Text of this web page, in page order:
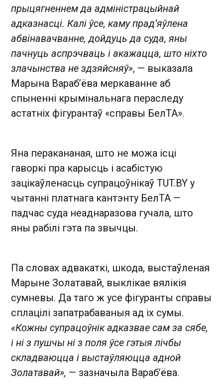
прыцягненнем да адміністрацыйнай
адказнасці. Калі ўсе, каму прад’яўлена
абвінавачванне, дойдуць да суда, яны
пачнуць аспрэчваць і акажацца, што ніхто
злачынства не здзяйсняў», — выказала
Марына Вараб’ёва меркаванне аб
спыненні крымінальнага пераследу
астатніх фігурантаў «справы БелТА».
Яна перакананая, што не можа ісці
гаворкі пра карысць і асабістую
зацікаўленасць супрацоўнікаў TUT.BY у
чытанні платнага кантэнту БелТА —
падчас суда неаднаразова гучала, што
яны рабілі гэта па звычцы.
Па словах адвакаткі, шкода, выстаўленая
Марыне Золатавай, выклікае вялікія
сумневы. Да таго ж усе фігуранты справы
сплацілі запатрабаваныя ад іх сумы.
«Кожны супрацоўнік адказвае сам за сябе,
і ні з пушчы ні з поля ўсе гэтыя лічбы
складваюцца і выстаўляюцца адной
Золатавай», — зазначыла Вараб’ёва.